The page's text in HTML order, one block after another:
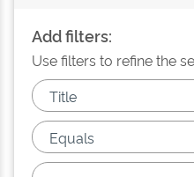
Add filters:
Use filters to refine the